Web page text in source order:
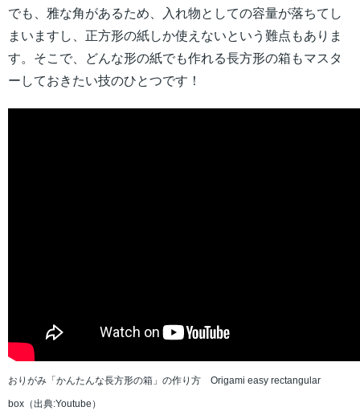
でも、雅な角があるため、入れ物としての容量が落ちてし
まいますし、正方形の紙しか使えないという難点もありま
す。そこで、どんな形の紙でも作れる長方形の箱もマスタ
ーしておきたい技のひとつです！
おりがみ「かんたんな長方形の箱」の作り方 Origami easy rectangular
box（出典:Youtube）